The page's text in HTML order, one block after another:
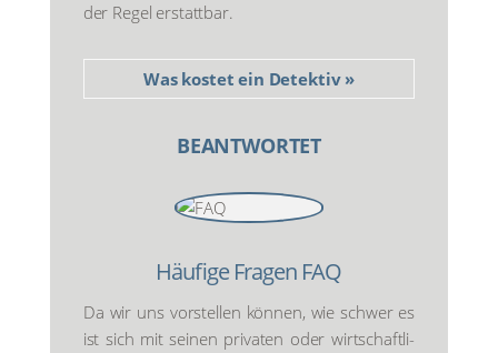
der Regel erstatt­bar.
Was kos­tet ein Detek­tiv »
BEANTWORTET
Häu­fi­ge Fra­gen FAQ
Da wir uns vor­stel­len kön­nen, wie schwer es
ist sich mit sei­nen pri­va­ten oder wirt­schaft­li­